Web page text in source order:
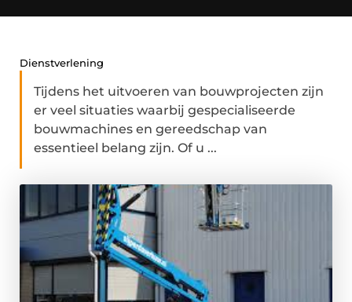
Dienstverlening
Tijdens het uitvoeren van bouwprojecten zijn
er veel situaties waarbij gespecialiseerde
bouwmachines en gereedschap van
essentieel belang zijn. Of u ...